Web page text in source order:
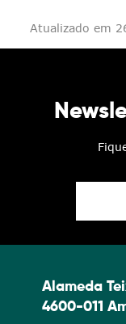
Atualizado em
Alameda
4600-011